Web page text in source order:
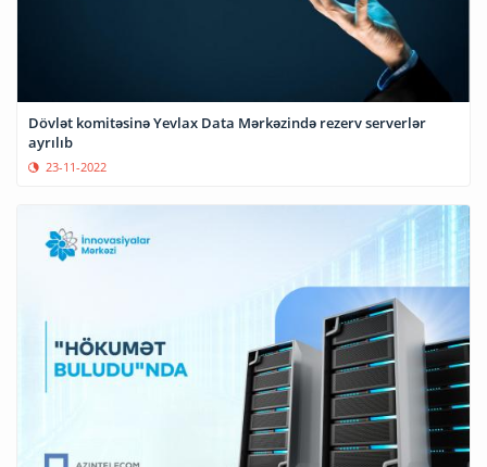
Dövlət komitəsinə Yevlax Data Mərkəzində rezerv serverlər
ayrılıb
23-11-2022